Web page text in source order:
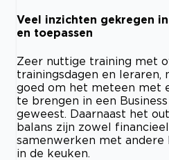
Veel inzichten gekregen
en toepassen
Zeer nuttige training met
trainingsdagen en leraren,
goed om het meteen met
te brengen in een
geweest. Daarnaast het
balans zijn zowel
samenwerken met andere
in de keuken.